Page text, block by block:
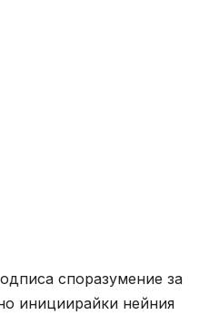
споразумение за
инициирайки нейния